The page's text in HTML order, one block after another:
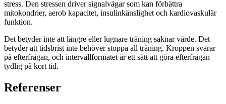
stress. Den stressen driver signalvägar som kan förbättra
mitokondrier, aerob kapacitet, insulinkänslighet och kardiovaskulär
funktion.
Det betyder inte att längre eller lugnare träning saknar värde. Det
betyder att tidsbrist inte behöver stoppa all träning. Kroppen svarar
på efterfrågan, och intervallformatet är ett sätt att göra efterfrågan
tydlig på kort tid.
Referenser